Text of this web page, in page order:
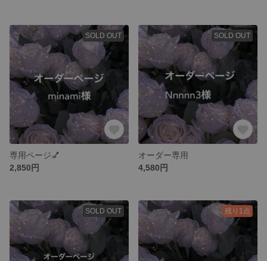
SOLD OUT
専用ページ💅
2,850円
SOLD OUT
オーダー専用
4,580円
SOLD OUT 残り1点